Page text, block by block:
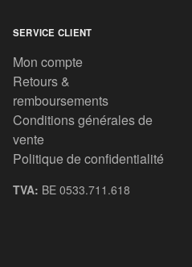
SERVICE CLIENT
Mon compte
Retours &
remboursements
Conditions générales de
vente
Politique de confidentialité
TVA: BE 0533.711.618